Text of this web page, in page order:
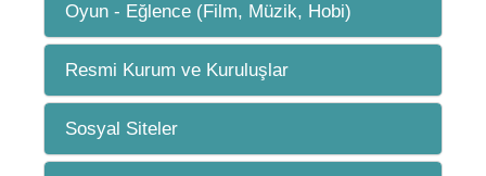
Oyun - Eğlence (Film, Müzik, Hobi)
Resmi Kurum ve Kuruluşlar
Sosyal Siteler